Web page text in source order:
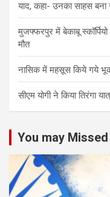
याद, कहा- उनका साहस बना
मुजफ्फरपुर में बेकाबू
मौत
नासिक में महसूस किये गये
सीएम योगी ने किया तिरंगा
You may Missed